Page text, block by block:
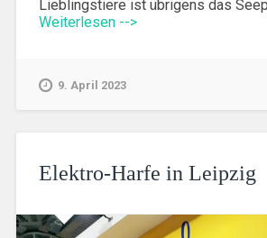
Lieblingstiere ist übrigens das
Weiterlesen -->
9. April 2023
Elektro-Harfe in Leipzig